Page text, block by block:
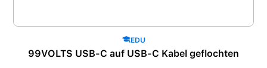
EDU
99VOLTS USB-C auf USB-C Kabel geflochten